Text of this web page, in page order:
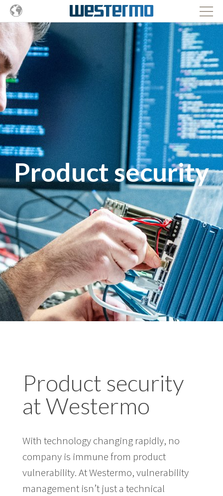
Product security
Product security
at Westermo
With technology changing rapidly, no
company is immune from product
vulnerability. At Westermo, vulnerability
management isn’t just a technical